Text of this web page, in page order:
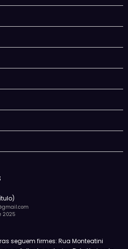
2025
seguem firmes: Rua Monteatini